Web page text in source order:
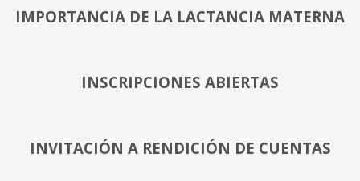
IMPORTANCIA DE LA LACTANCIA MATERNA
INSCRIPCIONES ABIERTAS
INVITACIÓN A RENDICIÓN DE CUENTAS